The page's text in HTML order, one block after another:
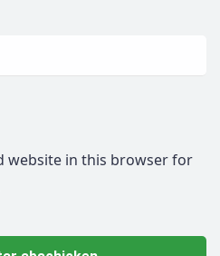
website in this browser for